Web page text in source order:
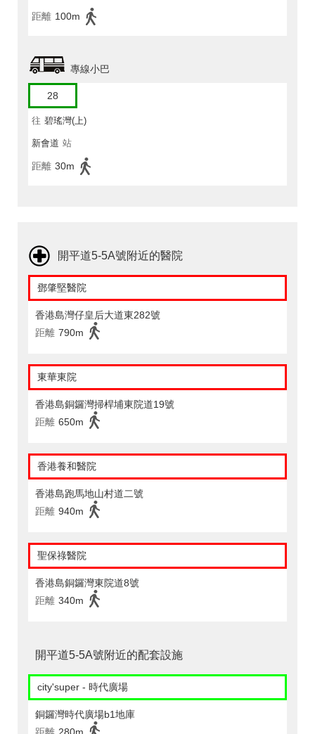
距離 100m
專線小巴
28
往 碧瑤灣(上)
新會道 站
距離 30m
開平道5-5A號附近的醫院
鄧肇堅醫院
香港島灣仔皇后大道東282號
距離 790m
東華東院
香港島銅鑼灣掃桿埔東院道19號
距離 650m
香港養和醫院
香港島跑馬地山村道二號
距離 940m
聖保祿醫院
香港島銅鑼灣東院道8號
距離 340m
開平道5-5A號附近的配套設施
city'super - 時代廣場
銅鑼灣時代廣場b1地庫